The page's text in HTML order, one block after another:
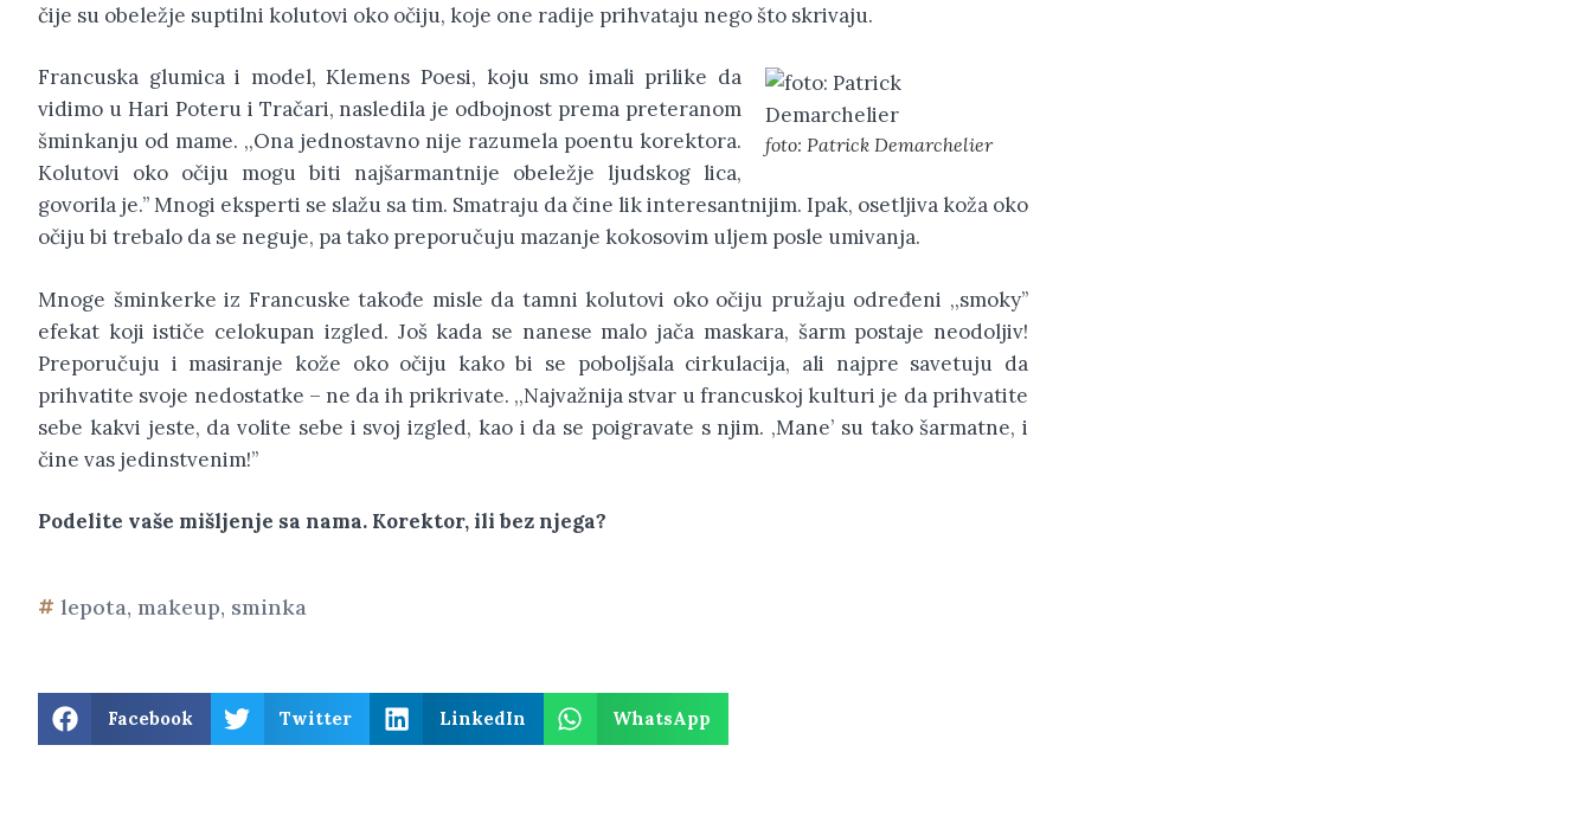
čije su obeležje suptilni kolutovi oko očiju, koje one radije prihvataju nego što skrivaju.
foto: Patrick Demarchelier
Francuska glumica i model, Klemens Poesi, koju smo imali prilike da
vidimo u Hari Poteru i Tračari, nasledila je odbojnost prema preteranom
šminkanju od mame. ,,Ona jednostavno nije razumela poentu korektora.
Kolutovi oko očiju mogu biti najšarmantnije obeležje ljudskog lica,
govorila je.’’ Mnogi eksperti se slažu sa tim. Smatraju da čine lik interesantnijim. Ipak, osetljiva koža oko
očiju bi trebalo da se neguje, pa tako preporučuju mazanje kokosovim uljem posle umivanja.
Mnoge šminkerke iz Francuske takođe misle da tamni kolutovi oko očiju pružaju određeni ,,smoky’’
efekat koji ističe celokupan izgled. Još kada se nanese malo jača maskara, šarm postaje neodoljiv!
Preporučuju i masiranje kože oko očiju kako bi se poboljšala cirkulacija, ali najpre savetuju da
prihvatite svoje nedostatke – ne da ih prikrivate. ,,Najvažnija stvar u francuskoj kulturi je da prihvatite
sebe kakvi jeste, da volite sebe i svoj izgled, kao i da se poigravate s njim. ,Mane’ su tako šarmatne, i
čine vas jedinstvenim!’’
Podelite vaše mišljenje sa nama. Korektor, ili bez njega?
lepota, makeup, sminka
Facebook Twitter LinkedIn WhatsApp